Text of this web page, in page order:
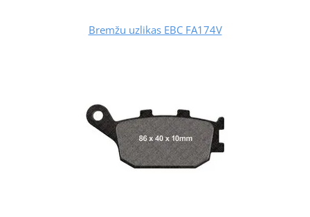
Bremžu uzlikas EBC FA174V